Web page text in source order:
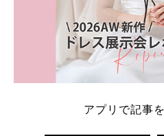
アプリで記事